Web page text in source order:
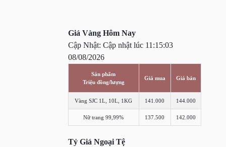
Giá Vàng Hôm Nay
Cập Nhật: Cập nhật lúc 11:15:03
08/08/2026
Sản phẩm
Triệu đồng/lượng
Giá mua Giá bán
Vàng SJC 1L, 10L, 1KG 141.000 144.000
Nữ trang 99,99% 137.500 142.000
Tỷ Giá Ngoại Tệ